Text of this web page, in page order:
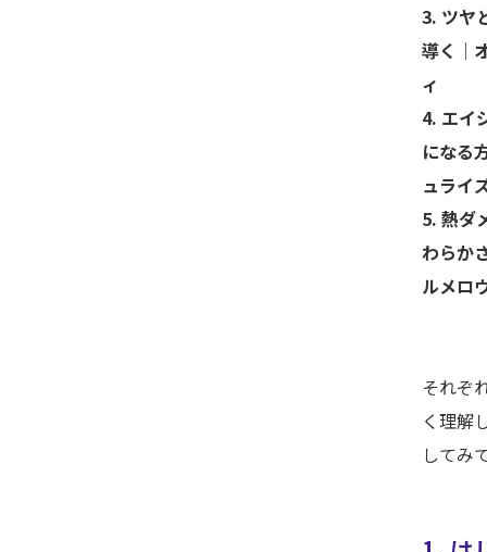
3. ツヤ
導く｜
ィ
4. エイ
になる
ュライ
5. 熱ダ
わらか
ルメロ
それぞ
く理解
してみ